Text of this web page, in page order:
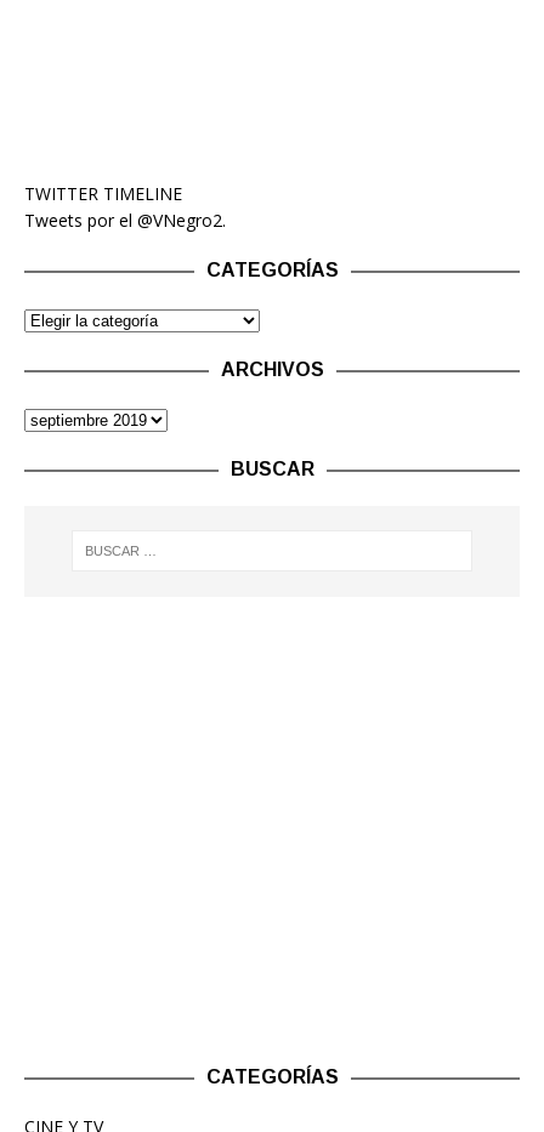
TWITTER TIMELINE
Tweets por el @VNegro2.
CATEGORÍAS
ARCHIVOS
BUSCAR
CATEGORÍAS
CINE Y TV